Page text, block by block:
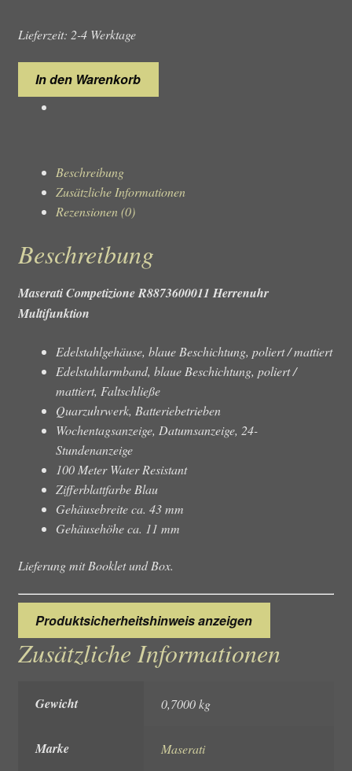
Lieferzeit: 2-4 Werktage
Maserati
R8873600011
In den Warenkorb
Beschreibung
Zusätzliche Informationen
Rezensionen (0)
Beschreibung
Maserati Competizione R8873600011 Herrenuhr
Multifunktion
Edelstahlgehäuse, blaue Beschichtung, poliert / mattiert
Edelstahlarmband, blaue Beschichtung, poliert /
mattiert, Faltschließe
Quarzuhrwerk, Batteriebetrieben
Wochentagsanzeige, Datumsanzeige, 24-
Stundenanzeige
100 Meter Water Resistant
Zifferblattfarbe Blau
Gehäusebreite ca. 43 mm
Gehäusehöhe ca. 11 mm
Lieferung mit Booklet und Box.
Produktsicherheitshinweis anzeigen
Zusätzliche Informationen
Gewicht 0,7000 kg
Marke Maserati